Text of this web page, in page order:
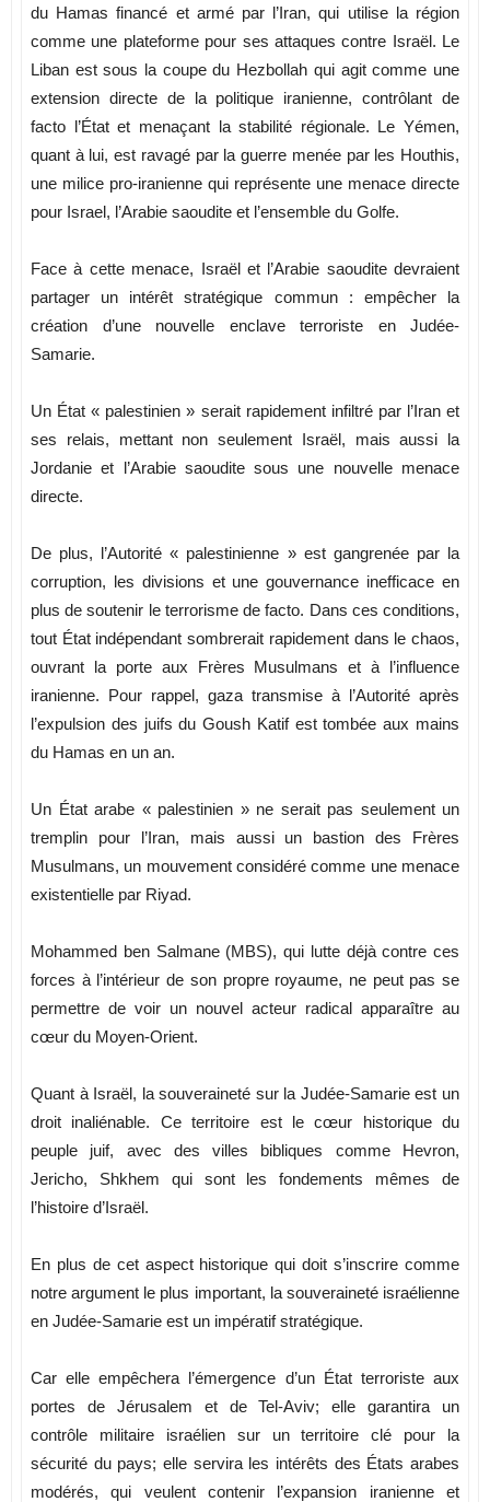
du Hamas financé et armé par l’Iran, qui utilise la région
comme une plateforme pour ses attaques contre Israël. Le
Liban est sous la coupe du Hezbollah qui agit comme une
extension directe de la politique iranienne, contrôlant de
facto l’État et menaçant la stabilité régionale. Le Yémen,
quant à lui, est ravagé par la guerre menée par les Houthis,
une milice pro-iranienne qui représente une menace directe
pour Israel, l’Arabie saoudite et l’ensemble du Golfe.
Face à cette menace, Israël et l’Arabie saoudite devraient
partager un intérêt stratégique commun : empêcher la
création d’une nouvelle enclave terroriste en Judée-
Samarie.
Un État « palestinien » serait rapidement infiltré par l’Iran et
ses relais, mettant non seulement Israël, mais aussi la
Jordanie et l’Arabie saoudite sous une nouvelle menace
directe.
De plus, l’Autorité « palestinienne » est gangrenée par la
corruption, les divisions et une gouvernance inefficace en
plus de soutenir le terrorisme de facto. Dans ces conditions,
tout État indépendant sombrerait rapidement dans le chaos,
ouvrant la porte aux Frères Musulmans et à l’influence
iranienne. Pour rappel, gaza transmise à l’Autorité après
l’expulsion des juifs du Goush Katif est tombée aux mains
du Hamas en un an.
Un État arabe « palestinien » ne serait pas seulement un
tremplin pour l’Iran, mais aussi un bastion des Frères
Musulmans, un mouvement considéré comme une menace
existentielle par Riyad.
Mohammed ben Salmane (MBS), qui lutte déjà contre ces
forces à l’intérieur de son propre royaume, ne peut pas se
permettre de voir un nouvel acteur radical apparaître au
cœur du Moyen-Orient.
Quant à Israël, la souveraineté sur la Judée-Samarie est un
droit inaliénable. Ce territoire est le cœur historique du
peuple juif, avec des villes bibliques comme Hevron,
Jericho, Shkhem qui sont les fondements mêmes de
l’histoire d’Israël.
En plus de cet aspect historique qui doit s’inscrire comme
notre argument le plus important, la souveraineté israélienne
en Judée-Samarie est un impératif stratégique.
Car elle empêchera l’émergence d’un État terroriste aux
portes de Jérusalem et de Tel-Aviv; elle garantira un
contrôle militaire israélien sur un territoire clé pour la
sécurité du pays; elle servira les intérêts des États arabes
modérés, qui veulent contenir l’expansion iranienne et